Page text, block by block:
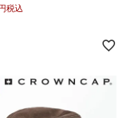
税込